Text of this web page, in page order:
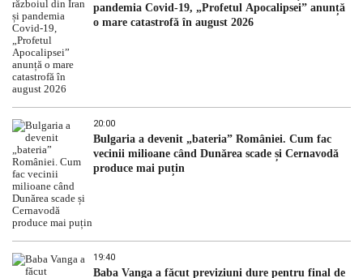
pandemia Covid-19, „Profetul Apocalipsei” anunță
o mare catastrofă în august 2026
20:00
Bulgaria a devenit „bateria” României. Cum fac
vecinii milioane când Dunărea scade și Cernavodă
produce mai puțin
19:40
Baba Vanga a făcut previziuni dure pentru final de